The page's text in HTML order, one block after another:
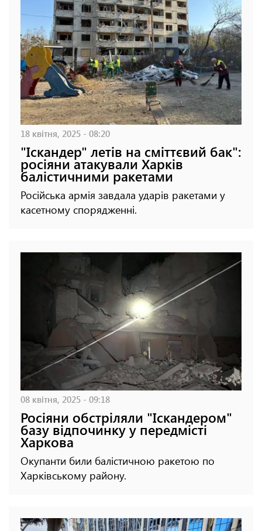
18 квітня, 2025 - 08:20
"Іскандер" летів на сміттєвий бак":
росіяни атакували Харків
балістичними ракетами
Російська армія завдала ударів ракетами у
касетному спорядженні.
08 квітня, 2025 - 09:18
Росіяни обстріляли "Іскандером"
базу відпочинку у передмісті
Харкова
Окупанти били балістичною ракетою по
Харківському району.